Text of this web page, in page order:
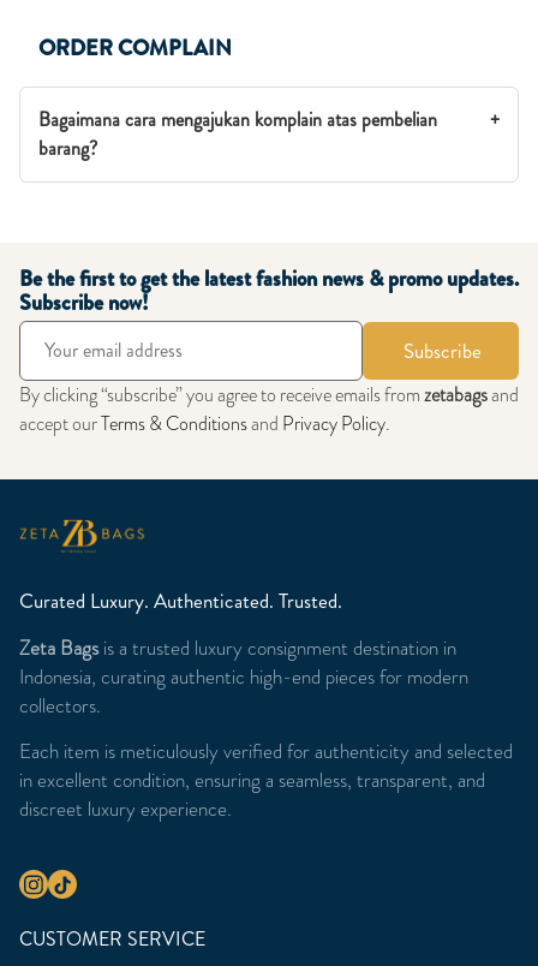
ORDER COMPLAIN
Bagaimana cara mengajukan komplain atas pembelian
barang?
+
Be the first to get the latest fashion news & promo updates.
Subscribe now!
Subscribe
By clicking “subscribe” you agree to receive emails fromzetabagsand
accept ourTerms & Conditionsand Privacy Policy.
Curated Luxury. Authenticated. Trusted.
Zeta Bagsis a trusted luxury consignment destination in
Indonesia, curating authentic high-end pieces for modern
collectors.
Each item is meticulously verified for authenticity and selected
in excellent condition, ensuring a seamless, transparent, and
discreet luxury experience.
CUSTOMER SERVICE